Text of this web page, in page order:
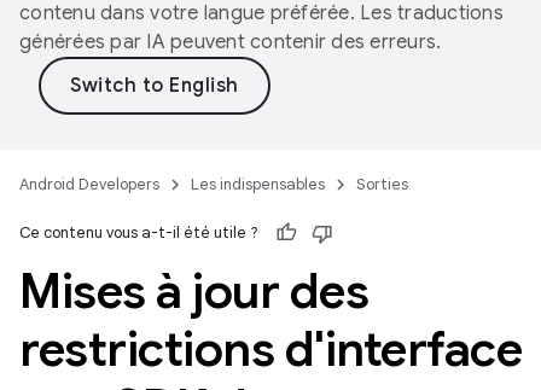
contenu dans votre langue préférée. Les traductions
générées par IA peuvent contenir des erreurs.
Android Developers Les indispensables Sorties
Ce contenu vous a-t-il été utile ?
Mises à jour des
restrictions d'interface